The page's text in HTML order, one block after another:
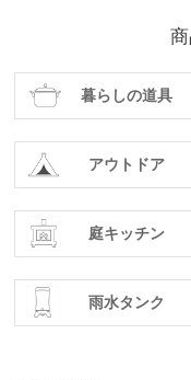
暮らしの道具
アウトドア
庭キッチン
雨水タンク